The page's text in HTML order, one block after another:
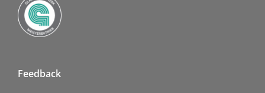
Feedback